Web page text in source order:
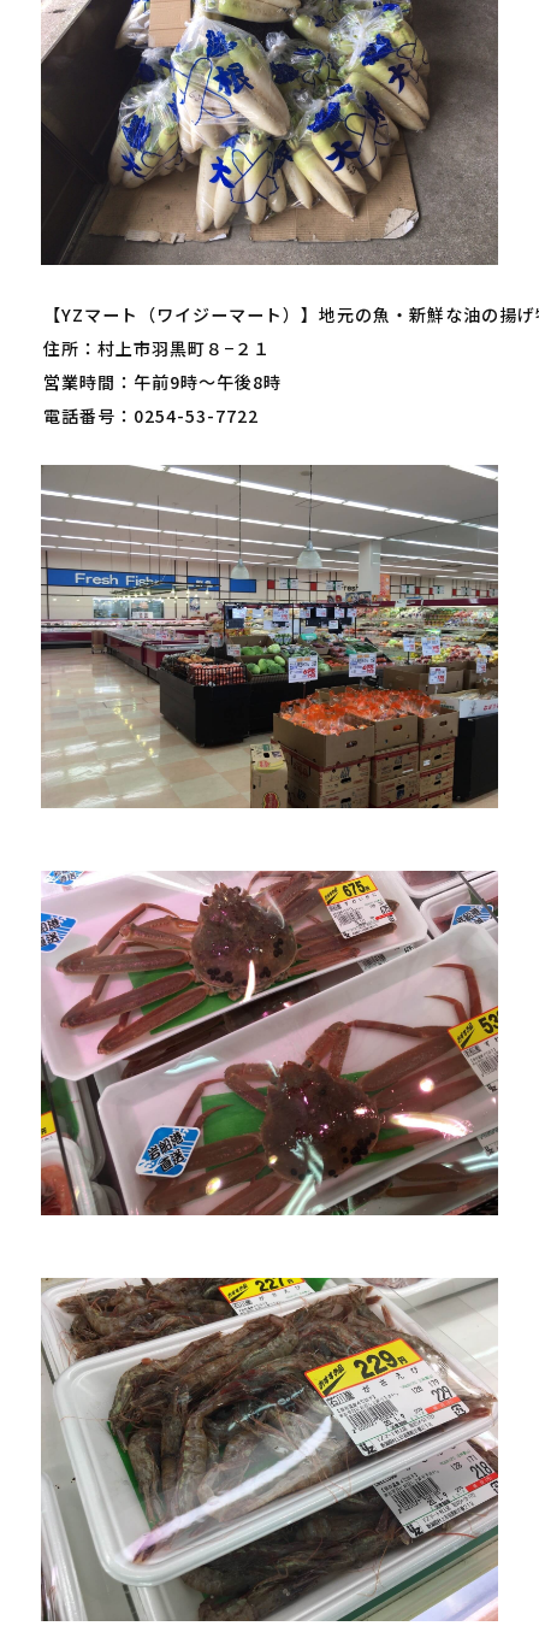
【YZマート（ワイジーマート）】地元の魚・新鮮な油の揚
住所：村上市羽黒町８−２１
営業時間：午前9時～午後8時
電話番号：0254-53-7722